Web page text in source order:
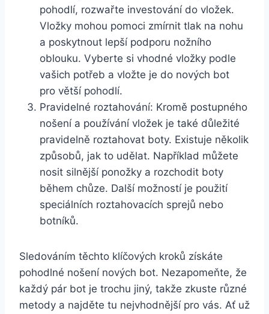
pohodlí, ‌rozwařte investování do vložek.
⁣Vložky mohou pomoci ⁢zmírnit tlak na nohu⁤
a poskytnout lepší podporu nožního
oblouku.⁣ Vyberte si⁣ vhodné vložky ⁣podle
‍vašich‌ potřeb a vložte je ​do nových‍ bot
pro větší pohodlí.
Pravidelné roztahování: Kromě postupného​
nošení⁢ a používání vložek je také důležité
pravidelně roztahovat boty. Existuje několik
způsobů, jak to udělat. Například můžete⁤
nosit ‌silnější ⁢ponožky a rozchodit boty
během chůze. Další možností​ je ‌použití‌
speciálních roztahovacích sprejů nebo
botníků.
Sledováním‍ těchto klíčových kroků získáte
pohodlné nošení nových bot. Nezapomeňte, že
každý ​pár bot je trochu jiný,⁤ takže zkuste různé
metody a ​najděte tu‍ nejvhodnější ⁤pro vás. Ať už